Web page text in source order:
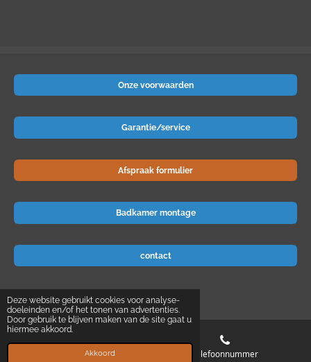
Deze website gebruikt cookies voor analyse-
doeleinden en/of het tonen van advertenties.
Door gebruik te blijven maken van de site gaat u
hiermee akkoord.
Akkoord
Onze voorwaarden
Garantie/service
Afspraak formulier
Badkamer montage
contact
E-mailadres Telefoonnummer